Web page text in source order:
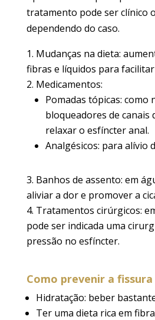
tratamento pode ser clínico
dependendo do caso.
Mudanças na dieta:
fibras e líquidos para facilitar
Medicamentos:
Pomadas tópicas: como
bloqueadores de canais
relaxar o esfíncter anal.
Analgésicos: para alívio
Banhos de assento: em
aliviar a dor e promover a
Tratamentos cirúrgicos:
pode ser indicada uma
pressão no esfíncter.
Como prevenir a fissura
Hidratação: beber
Ter uma dieta rica em